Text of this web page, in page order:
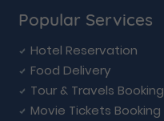
Popular Services
Hotel Reservation
Food Delivery
Tour & Travels Booking
Movie Tickets Booking